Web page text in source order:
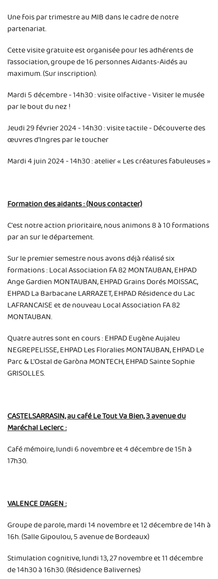
Une fois par trimestre au MIB dans le cadre de notre
partenariat.
Cette visite gratuite est organisée pour les adhérents de
l’association, groupe de 16 personnes Aidants-Aidés au
maximum. (Sur inscription).
Mardi 5 décembre - 14h30 : visite olfactive - Visiter le musée
par le bout du nez !
Jeudi 29 février 2024 - 14h30 : visite tactile - Découverte des
œuvres d’Ingres par le toucher
Mardi 4 juin 2024 - 14h30 : atelier « Les créatures fabuleuses »
Formation des aidants : (Nous contacter)
C'est notre action prioritaire, nous animons 8 à 10 formations
par an sur le département.
Sur le premier semestre nous avons déjà réalisé six
formations : Local Association FA 82 MONTAUBAN, EHPAD
Ange Gardien MONTAUBAN, EHPAD Grains Dorés MOISSAC,
EHPAD La Barbacane LARRAZET, EHPAD Résidence du Lac
LAFRANCAISE et de nouveau Local Association FA 82
MONTAUBAN.
Quatre autres sont en cours : EHPAD Eugène Aujaleu
NEGREPELISSE, EHPAD Les Floralies MONTAUBAN, EHPAD Le
Parc & L'Ostal de Garòna MONTECH, EHPAD Sainte Sophie
GRISOLLES.
CASTELSARRASIN, au café Le Tout Va Bien, 3 avenue du
Maréchal Leclerc :
Café mémoire, lundi 6 novembre et 4 décembre de 15h à
17h30.
VALENCE D'AGEN :
Groupe de parole, mardi 14 novembre et 12 décembre de 14h à
16h. (Salle Gipoulou, 5 avenue de Bordeaux)
Stimulation cognitive, lundi 13, 27 novembre et 11 décembre
de 14h30 à 16h30. (Résidence Balivernes)